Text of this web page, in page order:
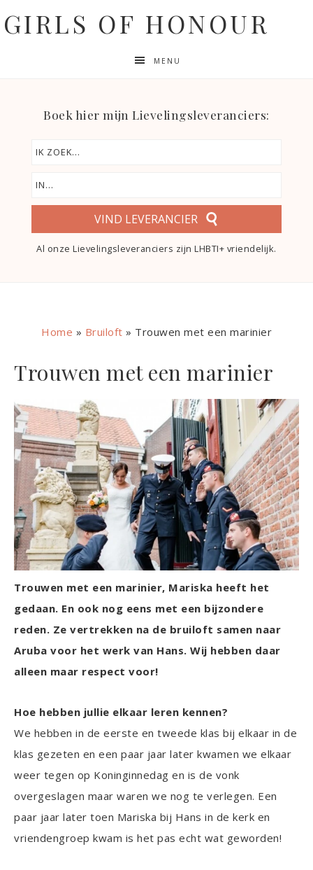
GIRLS OF HONOUR
MENU
Boek hier mijn Lievelingsleveranciers:
VIND LEVERANCIER
Al onze Lievelingsleveranciers zijn LHBTI+ vriendelijk.
Home » Bruiloft » Trouwen met een marinier
Trouwen met een marinier
Trouwen met een marinier, Mariska heeft het
gedaan. En ook nog eens met een bijzondere
reden. Ze vertrekken na de bruiloft samen naar
Aruba voor het werk van Hans. Wij hebben daar
alleen maar respect voor!
Hoe hebben jullie elkaar leren kennen?
We hebben in de eerste en tweede klas bij elkaar in de
klas gezeten en een paar jaar later kwamen we elkaar
weer tegen op Koninginnedag en is de vonk
overgeslagen maar waren we nog te verlegen. Een
paar jaar later toen Mariska bij Hans in de kerk en
vriendengroep kwam is het pas echt wat geworden!